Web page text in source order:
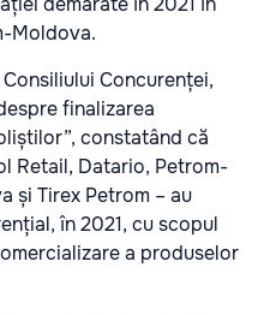
Moldova.
Concurenței,
finalizarea
constatând că
Retail, Datario, Petrom-
și Tirex Petrom – au
în 2021, cu scopul
a produselor